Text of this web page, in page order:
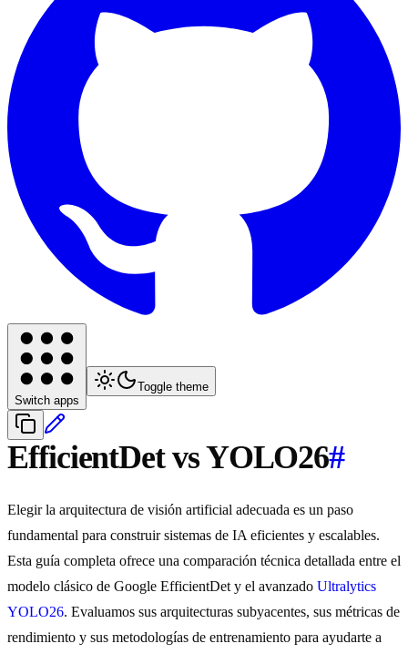
Switch apps
Toggle theme
EfficientDet vs YOLO26#
Elegir la arquitectura de visión artificial adecuada es un paso
fundamental para construir sistemas de IA eficientes y escalables.
Esta guía completa ofrece una comparación técnica detallada entre el
modelo clásico de Google EfficientDet y el avanzado Ultralytics
YOLO26. Evaluamos sus arquitecturas subyacentes, sus métricas de
rendimiento y sus metodologías de entrenamiento para ayudarte a